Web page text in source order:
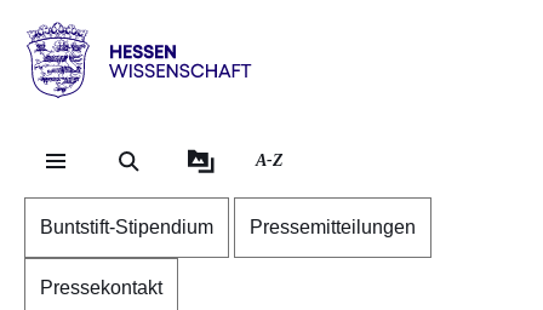
Hessen
Wissenschaft
A-Z
Buntstift-Stipendium Pressemitteilungen
Pressekontakt